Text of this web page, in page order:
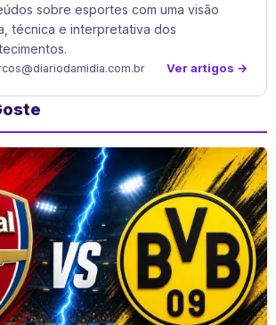
sobre esportes com uma visão
técnica e interpretativa dos
Ver artigos →